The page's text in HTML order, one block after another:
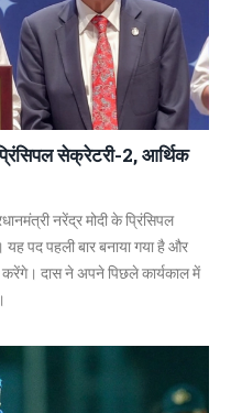
सेक्रेटरी-2, आर्थिक
नरेंद्र मोदी के प्रिंसिपल
पद पहली बार बनाया गया है और
करेंगे। दास ने अपने पिछले कार्यकाल में